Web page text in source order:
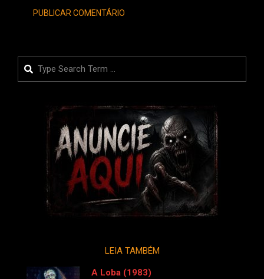
Search
LEIA TAMBÉM
A Loba (1983)